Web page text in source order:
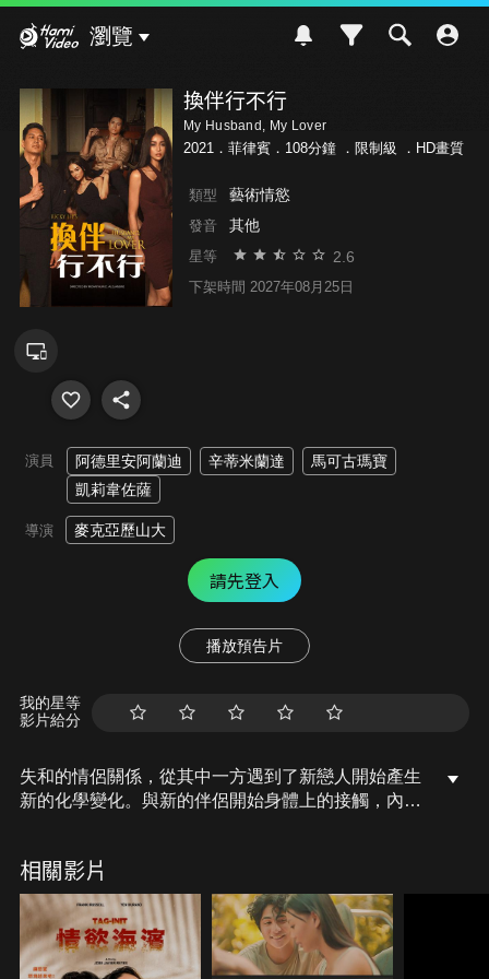
瀏覽
換伴行不行
My Husband, My Lover
2021．菲律賓．108分鐘 ． 限制級 ．HD畫質
類型 藝術情慾
發音 其他
星等 2.6
下架時間 2027年08月25日
演員 阿德里安阿蘭迪 辛蒂米蘭達
馬可古瑪寶
凱莉韋佐薩
導演 麥克亞歷山大
請先登入
播放預告片
我的星等
影片給分
失和的情侶關係，從其中一方遇到了新戀人開始產生
新的化學變化。與新的伴侶開始身體上的接觸，內心
相關影片